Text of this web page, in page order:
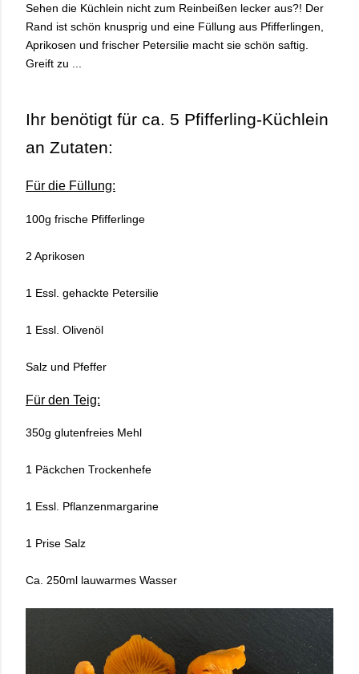
Sehen die Küchlein nicht zum Reinbeißen lecker aus?! Der
Rand ist schön knusprig und eine Füllung aus Pfifferlingen,
Aprikosen und frischer Petersilie macht sie schön saftig.
Greift zu ...
Ihr benötigt für ca. 5 Pfifferling-Küchlein
an Zutaten:
Für die Füllung:
100g frische Pfifferlinge
2 Aprikosen
1 Essl. gehackte Petersilie
1 Essl. Olivenöl
Salz und Pfeffer
Für den Teig:
350g glutenfreies Mehl
1 Päckchen Trockenhefe
1 Essl. Pflanzenmargarine
1 Prise Salz
Ca. 250ml lauwarmes Wasser